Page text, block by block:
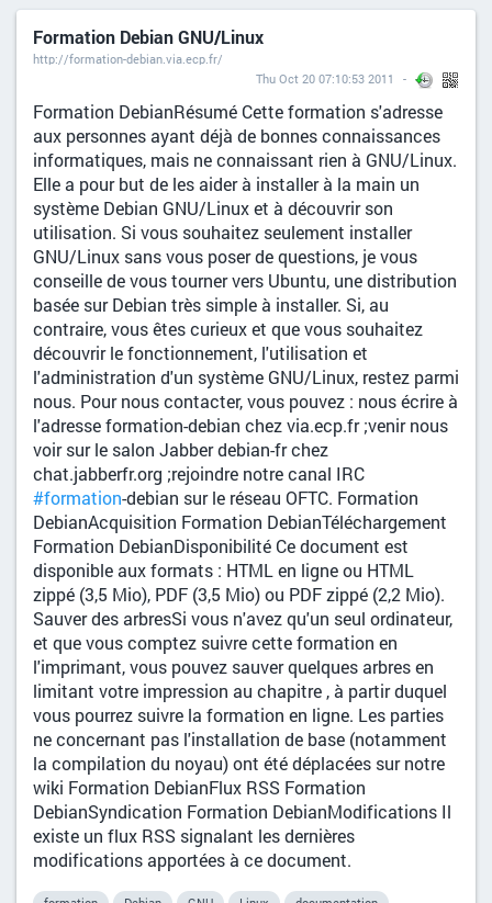
Formation Debian GNU/Linux
http://formation-debian.via.ecp.fr/
Thu Oct 20 07:10:53 2011
Formation DebianRésumé Cette formation s'adresse
aux personnes ayant déjà de bonnes connaissances
informatiques, mais ne connaissant rien à GNU/Linux.
Elle a pour but de les aider à installer à la main un
système Debian GNU/Linux et à découvrir son
utilisation. Si vous souhaitez seulement installer
GNU/Linux sans vous poser de questions, je vous
conseille de vous tourner vers Ubuntu, une distribution
basée sur Debian très simple à installer. Si, au
contraire, vous êtes curieux et que vous souhaitez
découvrir le fonctionnement, l'utilisation et
l'administration d'un système GNU/Linux, restez parmi
nous. Pour nous contacter, vous pouvez : nous écrire à
l'adresse formation-debian chez via.ecp.fr ;venir nous
voir sur le salon Jabber debian-fr chez
chat.jabberfr.org ;rejoindre notre canal IRC
#formation-debian sur le réseau OFTC. Formation
DebianAcquisition Formation DebianTéléchargement
Formation DebianDisponibilité Ce document est
disponible aux formats : HTML en ligne ou HTML
zippé (3,5 Mio), PDF (3,5 Mio) ou PDF zippé (2,2 Mio).
Sauver des arbresSi vous n'avez qu'un seul ordinateur,
et que vous comptez suivre cette formation en
l'imprimant, vous pouvez sauver quelques arbres en
limitant votre impression au chapitre , à partir duquel
vous pourrez suivre la formation en ligne. Les parties
ne concernant pas l'installation de base (notamment
la compilation du noyau) ont été déplacées sur notre
wiki Formation DebianFlux RSS Formation
DebianSyndication Formation DebianModifications Il
existe un flux RSS signalant les dernières
modifications apportées à ce document.